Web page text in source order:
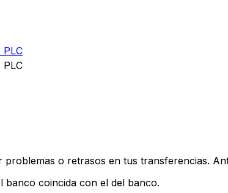
PLC
PLC
o retrasos en tus transferencias.
banco coincida con el del banco.